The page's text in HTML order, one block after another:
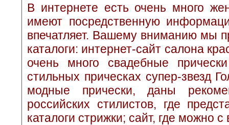
В интернете есть очень много
имеют посредственную
впечатляет. Вашему вниманию мы
каталоги: интернет-сайт салона
очень много свадебные
стильных прическах супер-звезд
модные прически, даны
российских стилистов, где
каталоги стрижки; сайт, где можно